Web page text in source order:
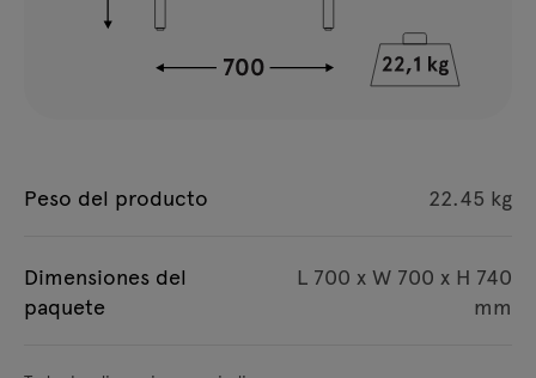
Peso del producto 22.45 kg
Dimensiones del
paquete
L 700 x W 700 x H 740
mm